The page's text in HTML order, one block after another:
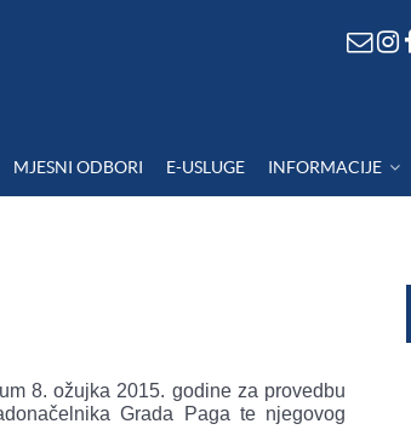
MJESNI ODBORI E-USLUGE INFORMACIJE
8. ožujka 2015. godine za provedbu
Grada Paga te njegovog